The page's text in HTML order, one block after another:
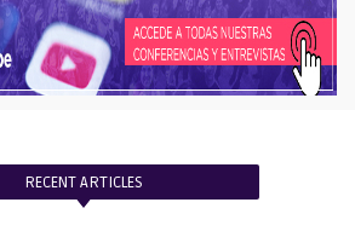
RECENT ARTICLES